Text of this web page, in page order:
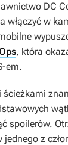
DC
włączyć w
, która
em.
ścieżkami
spoilerów.
z